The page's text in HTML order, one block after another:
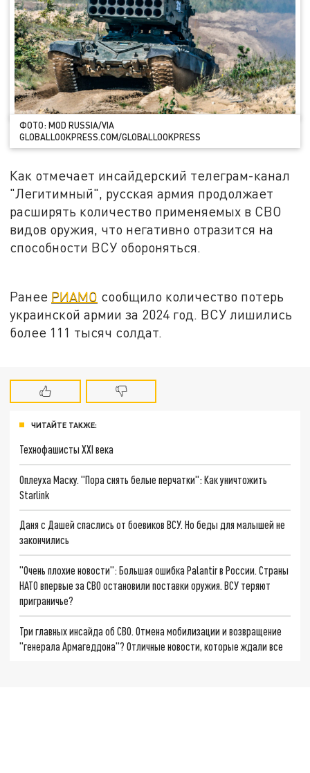
ФОТО: MOD RUSSIA/VIA
GLOBALLOOKPRESS.COM/GLOBALLOOKPRESS
Как отмечает инсайдерский телеграм-канал
"Легитимный", русская армия продолжает
расширять количество применяемых в СВО
видов оружия, что негативно отразится на
способности ВСУ обороняться.
Ранее РИАМО сообщило количество потерь
украинской армии за 2024 год. ВСУ лишились
более 111 тысяч солдат.
ЧИТАЙТЕ ТАКЖЕ:
Технофашисты XXI века
Оплеуха Маску. "Пора снять белые перчатки": Как уничтожить
Starlink
Даня с Дашей спаслись от боевиков ВСУ. Но беды для малышей не
закончились
"Очень плохие новости": Большая ошибка Palantir в России. Страны
НАТО впервые за СВО остановили поставки оружия. ВСУ теряют
приграничье?
Три главных инсайда об СВО. Отмена мобилизации и возвращение
"генерала Армагеддона"? Отличные новости, которые ждали все